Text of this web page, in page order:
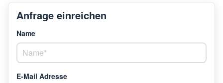
Anfrage einreichen
Name
E-Mail Adresse